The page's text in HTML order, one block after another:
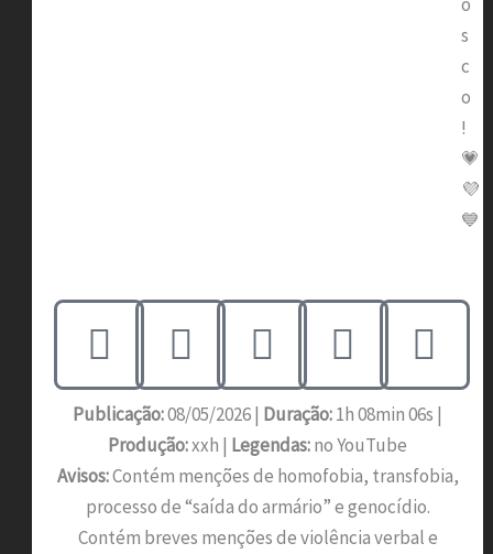
s
c
o
!
💗
💜
💙
Publicação:08/05/2026 | Duração:1h 08min 06s |
Produção:xxh | Legendas:no YouTube
Avisos:Contém menções de homofobia, transfobia,
processo de “saída do armário” e genocídio.
Contém breves menções de violência verbal e